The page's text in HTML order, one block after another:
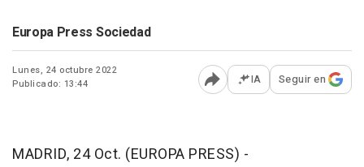
Europa Press Sociedad
Lunes, 24 octubre 2022
Publicado: 13:44
Abrir opciones para
IA Seguir en
MADRID, 24 Oct. (EUROPA PRESS) -